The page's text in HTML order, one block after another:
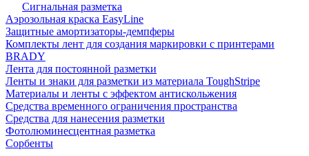
Сигнальная разметка
Аэрозольная краска EasyLine
Защитные амортизаторы-демпферы
Комплекты лент для создания маркировки с принтерами
BRADY
Лента для постоянной разметки
Ленты и знаки для разметки из материала ToughStripe
Материалы и ленты с эффектом антискольжения
Средства временного ограничения пространства
Средства для нанесения разметки
Фотолюминесцентная разметка
Сорбенты